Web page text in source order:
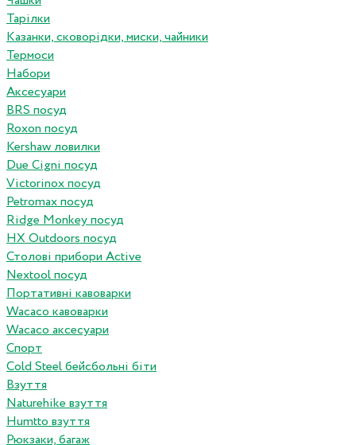
Тарілки
Казанки, сковорідки, миски, чайники
Термоси
Набори
Аксесуари
BRS посуд
Roxon посуд
Kershaw ловилки
Due Cigni посуд
Victorinox посуд
Petromax посуд
Ridge Monkey посуд
HX Outdoors посуд
Столові прибори Active
Nextool посуд
Портативні кавоварки
Wacaco кавоварки
Wacaco аксесуари
Спорт
Cold Steel бейсбольні біти
Взуття
Naturehike взуття
Humtto взуття
Рюкзаки, багаж